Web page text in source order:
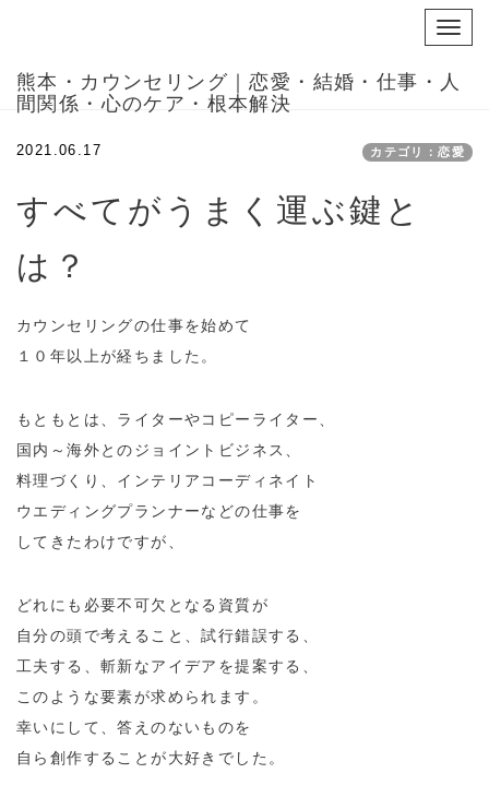
熊本・カウンセリング｜恋愛・結婚・仕事・人
間関係・心のケア・根本解決
2021.06.17 カテゴリ：恋愛
すべてがうまく運ぶ鍵と
は？
カウンセリングの仕事を始めて
１０年以上が経ちました。
もともとは、ライターやコピーライター、
国内～海外とのジョイントビジネス、
料理づくり、インテリアコーディネイト
ウエディングプランナーなどの仕事を
してきたわけですが、
どれにも必要不可欠となる資質が
自分の頭で考えること、試行錯誤する、
工夫する、斬新なアイデアを提案する、
このような要素が求められます。
幸いにして、答えのないものを
自ら創作することが大好きでした。